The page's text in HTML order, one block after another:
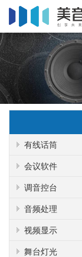
有线话筒
会议软件
调音控台
音频处理
视频显示
舞台灯光